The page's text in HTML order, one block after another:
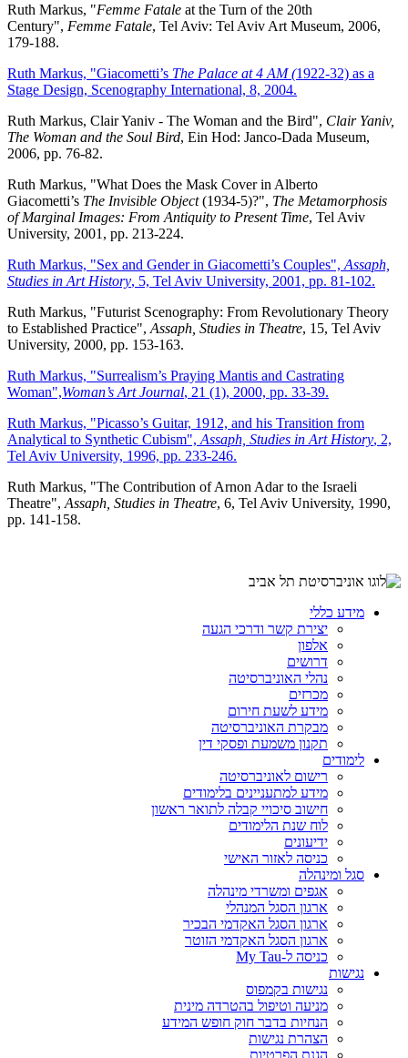
Ruth Markus, "Femme Fatale at the Turn of the 20th
Century", Femme Fatale, Tel Aviv: Tel Aviv Art Museum, 2006,
179-188.
Ruth Markus, "Giacometti’s The Palace at 4 AM (1922-32) as a
Stage Design, Scenography International, 8, 2004.
Ruth Markus, Clair Yaniv - The Woman and the Bird", Clair Yaniv,
The Woman and the Soul Bird, Ein Hod: Janco-Dada Museum,
2006, pp. 76-82.
Ruth Markus, "What Does the Mask Cover in Alberto
Giacometti’s The Invisible Object(1934-5)?", The Metamorphosis
of Marginal Images: From Antiquity to Present Time, Tel Aviv
University, 2001, pp. 213-224.
Ruth Markus, "Sex and Gender in Giacometti’s Couples", Assaph,
Studies in Art History, 5, Tel Aviv University, 2001, pp. 81-102.
Ruth Markus, "Futurist Scenography: From Revolutionary Theory
to Established Practice", Assaph, Studies in Theatre, 15, Tel Aviv
University, 2000, pp. 153-163.
Ruth Markus, "Surrealism’s Praying Mantis and Castrating
Woman",Woman’s Art Journal, 21 (1), 2000, pp. 33-39.
Ruth Markus, "Picasso’s Guitar, 1912, and his Transition from
Analytical to Synthetic Cubism", Assaph, Studies in Art History, 2,
Tel Aviv University, 1996, pp. 233-246.
Ruth Markus, "The Contribution of Arnon Adar to the Israeli
Theatre", Assaph, Studies in Theatre, 6, Tel Aviv University, 1990,
pp. 141-158.
מידע כללי
יצירת קשר ודרכי הגעה
אלפון
דרושים
נהלי האוניברסיטה
מכרזים
מידע לשעת חירום
מבקרת האוניברסיטה
תקנון משמעת ופסקי דין
לימודים
רישום לאוניברסיטה
מידע למתעניינים בלימודים
חישוב סיכויי קבלה לתואר ראשון
לוח שנת הלימודים
ידיעונים
כניסה לאזור האישי
סגל ומינהלה
אגפים ומשרדי מינהלה
ארגון הסגל המנהלי
ארגון הסגל האקדמי הבכיר
ארגון הסגל האקדמי הזוטר
כניסה ל-My Tau
נגישות
נגישות בקמפוס
מניעה וטיפול בהטרדה מינית
הנחיות בדבר חוק חופש המידע
הצהרת נגישות
הגנת הפרטיות